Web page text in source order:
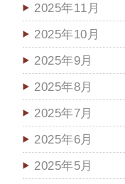
2025年11月
2025年10月
2025年9月
2025年8月
2025年7月
2025年6月
2025年5月